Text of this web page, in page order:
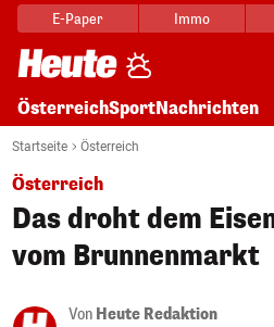
E-Paper Immo
ÖsterreichSportNachrichten
Startseite Österreich
Österreich
Das droht dem
vom Brunnenmarkt
Von Heute Redaktion